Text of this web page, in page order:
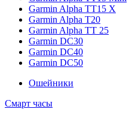
Garmin Alpha TT15 X
Garmin Alpha T20
Garmin Alpha TT 25
Garmin DC30
Garmin DC40
Garmin DC50
Ошейники
Смарт часы